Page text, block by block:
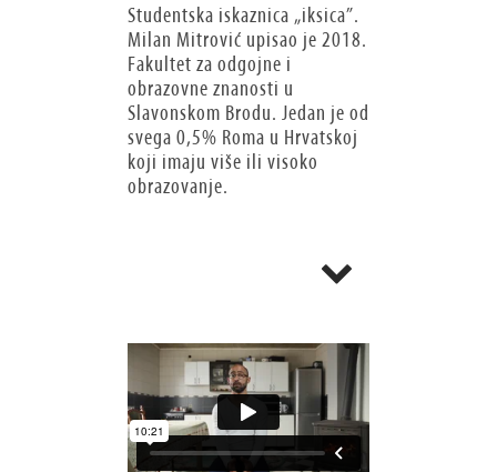
Studentska iskaznica „iksica”.
Milan Mitrović upisao je 2018.
Fakultet za odgojne i
obrazovne znanosti u
Slavonskom Brodu. Jedan je od
svega 0,5% Roma u Hrvatskoj
koji imaju više ili visoko
obrazovanje.